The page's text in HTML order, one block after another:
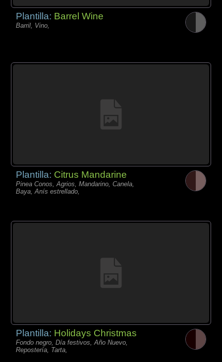
Plantilla: Barrel Wine
Barril, Vino,
Plantilla: Citrus Mandarine
Pinea Conos, Agrios, Mandarino, Canela,
Baya, Anís estrellado,
Plantilla: Holidays Christmas
Fondo negro, Día festivos, Año Nuevo,
Repostería, Tarta,